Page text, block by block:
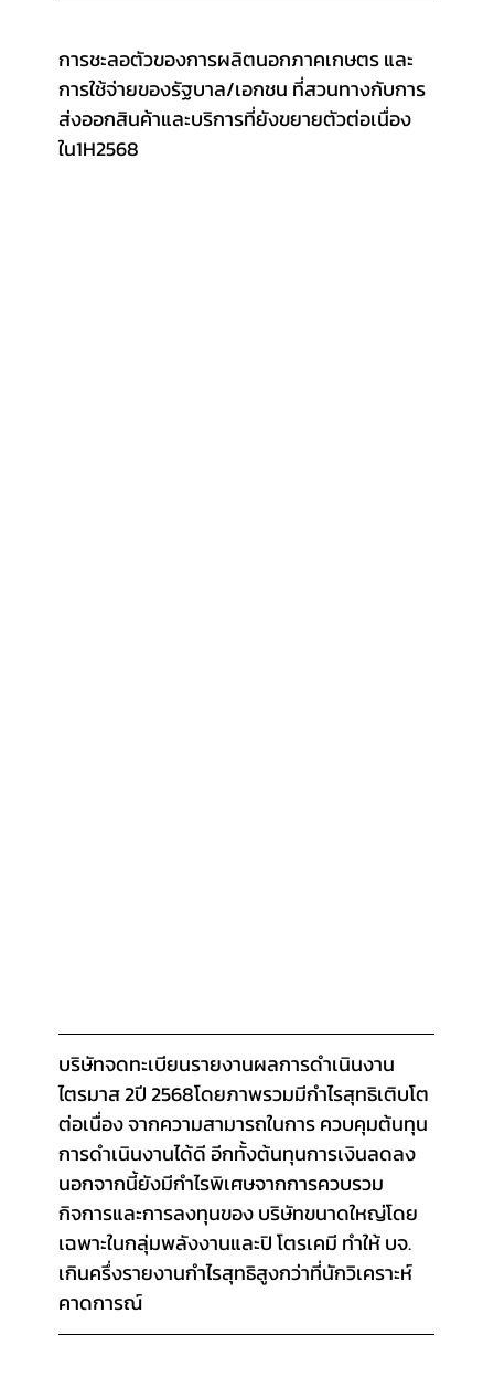
การชะลอตัวของการผลิตนอกภาคเกษตร และ
การใช้จ่ายของรัฐบาล/เอกชน ที่สวนทางกับการ
ส่งออกสินค้าและบริการที่ยังขยายตัวต่อเนื่อง
ใน1H2568
บริษัทจดทะเบียนรายงานผลการดำเนินงาน
ไตรมาส 2ปี 2568โดยภาพรวมมีกำไรสุทธิเติบโต
ต่อเนื่อง จากความสามารถในการ ควบคุมต้นทุน
การดำเนินงานได้ดี อีกทั้งต้นทุนการเงินลดลง
นอกจากนี้ยังมีกำไรพิเศษจากการควบรวม
กิจการและการลงทุนของ บริษัทขนาดใหญ่โดย
เฉพาะในกลุ่มพลังงานและปิ โตรเคมี ทำให้ บจ.
เกินครึ่งรายงานกำไรสุทธิสูงกว่าที่นักวิเคราะห์
คาดการณ์